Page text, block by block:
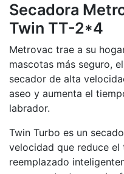
Secadora
Twin TT-2*4
Metrovac trae a su
mascotas más seguro,
secador de alta
aseo y aumenta el
labrador.
Twin Turbo es un
velocidad que reduce
reemplazado